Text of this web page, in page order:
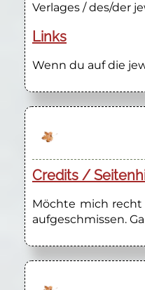
Verlages / des/der
Links
Wenn du auf die
Credits /
Möchte mich
aufgeschmissen.